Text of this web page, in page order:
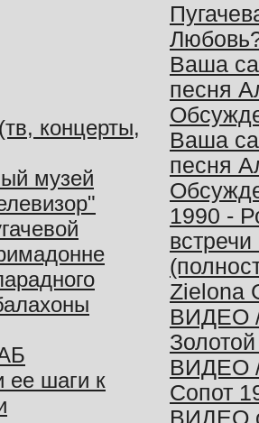
концерты,
музей
ее шаги к
Ваша
песня
Ваша
песня
1990 -
Zielona
ВИДЕО
ВИДЕО
Сопот
ВИДЕО